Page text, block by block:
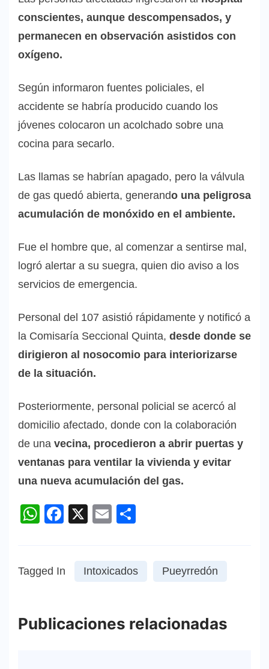
conscientes, aunque descompensados, y
permanecen en observación asistidos con
oxígeno.
Según informaron fuentes policiales, el
accidente se habría producido cuando los
jóvenes colocaron un acolchado sobre una
cocina para secarlo.
Las llamas se habrían apagado, pero la válvula
de gas quedó abierta, generando una peligrosa
acumulación de monóxido en el ambiente.
Fue el hombre que, al comenzar a sentirse mal,
logró alertar a su suegra, quien dio aviso a los
servicios de emergencia.
Personal del 107 asistió rápidamente y notificó a
la Comisaría Seccional Quinta, desde donde se
dirigieron al nosocomio para interiorizarse
de la situación.
Posteriormente, personal policial se acercó al
domicilio afectado, donde con la colaboración
de una vecina, procedieron a abrir puertas y
ventanas para ventilar la vivienda y evitar
una nueva acumulación del gas.
WhatsApp
Facebook
X Email
Tagged In Intoxicados Pueyrredón
Publicaciones relacionadas